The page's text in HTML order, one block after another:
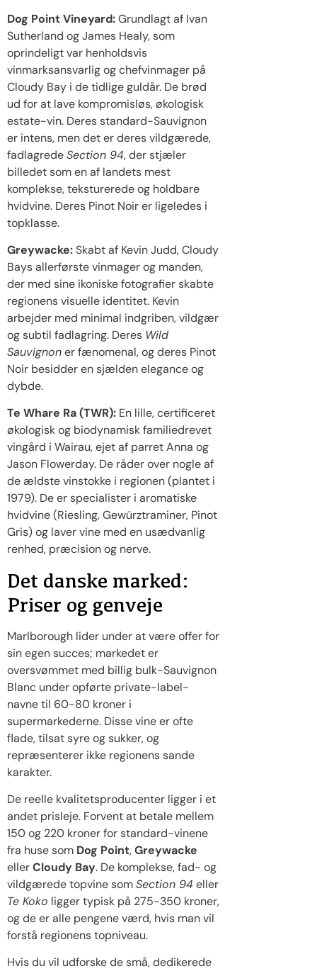
Dog Point Vineyard:Grundlagt af Ivan
Sutherland og James Healy, som
oprindeligt var henholdsvis
vinmarksansvarlig og chefvinmager på
Cloudy Bay i de tidlige guldår. De brød
ud for at lave kompromisløs, økologisk
estate-vin. Deres standard-Sauvignon
er intens, men det er deres vildgærede,
fadlagredeSection 94, der stjæler
billedet som en af landets mest
komplekse, teksturerede og holdbare
hvidvine. Deres Pinot Noir er ligeledes i
topklasse.
Greywacke:Skabt af Kevin Judd, Cloudy
Bays allerførste vinmager og manden,
der med sine ikoniske fotografier skabte
regionens visuelle identitet. Kevin
arbejder med minimal indgriben, vildgær
og subtil fadlagring. Deres Wild
Sauvignoner fænomenal, og deres Pinot
Noir besidder en sjælden elegance og
dybde.
Te Whare Ra (TWR): En lille, certificeret
økologisk og biodynamisk familiedrevet
vingård i Wairau, ejet af parret Anna og
Jason Flowerday. De råder over nogle af
de ældste vinstokke i regionen (plantet i
1979). De er specialister i aromatiske
hvidvine (Riesling, Gewürztraminer, Pinot
Gris) og laver vine med en usædvanlig
renhed, præcision og nerve.
Det danske marked:
Priser og genveje
Marlborough lider under at være offer for
sin egen succes; markedet er
oversvømmet med billig bulk-Sauvignon
Blanc under opførte private-label-
navne til 60-80 kroner i
supermarkederne. Disse vine er ofte
flade, tilsat syre og sukker, og
repræsenterer ikke regionens sande
karakter.
De reelle kvalitetsproducenter ligger i et
andet prisleje. Forvent at betale mellem
150 og 220 kroner for standard-vinene
fra huse som Dog Point,Greywacke
ellerCloudy Bay. De komplekse, fad- og
vildgærede topvine somSection 94 eller
Te Koko ligger typisk på 275-350 kroner,
og de er alle pengene værd, hvis man vil
forstå regionens topniveau.
Hvis du vil udforske de små, dedikerede